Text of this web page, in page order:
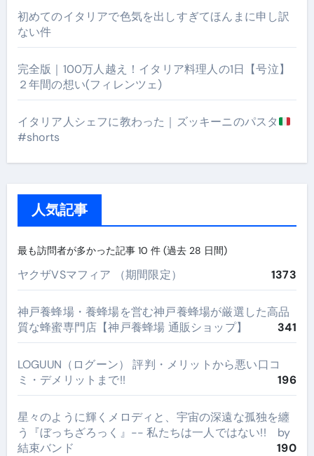
初めてのイタリアで色気を出しすぎてほんまに申し訳
ない件
完全版｜100万人越え！イタリア料理人の1日【号泣】
２年間の想い(フィレンツェ)
イタリア人シェフに教わった｜ズッキーニのパスタ
#shorts
人気記事
最も訪問者が多かった記事 10 件 (過去 28 日間)
ヤクザVSマフィア （期間限定） 1373
神戸養蜂場・養蜂場を営む神戸養蜂場が厳選した高品
質な蜂蜜専門店【神戸養蜂場 通販ショップ】
341
LOGUUN（ログーン） 評判・メリットから悪い口コ
ミ・デメリットまで!!
196
星々のように輝くメロディと、宇宙の深遠な孤独を纏
う『ぼっちざろっく』-- 私たちは一人ではない!! by
結束バンド
190